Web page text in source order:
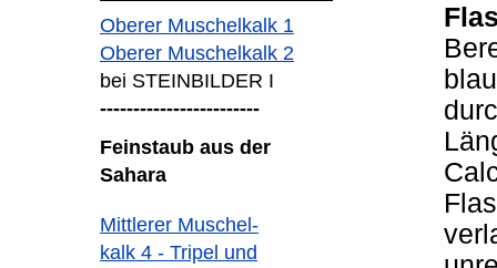
Oberer Muschelkalk 1
Oberer Muschelkalk 2
bei STEINBILDER I
------------------------
Feinstaub aus der
Sahara
Mittlerer Muschel-
kalk 4 - Tripel und